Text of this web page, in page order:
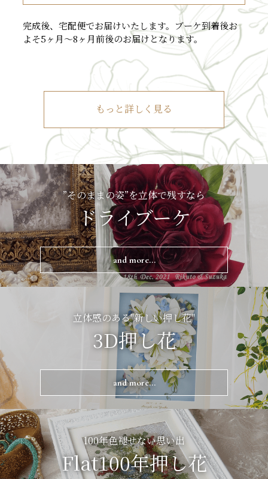
完成後、宅配便でお届けいたします。ブーケ到着後お
よそ5ヶ月～8ヶ月前後のお届けとなります。
もっと詳しく見る
”そのままの姿”を立体で残すなら
ドライブーケ
and more...
立体感のある"新しい押し花"
3D押し花
and more...
100年色褪せない思い出
Flat100年押し花